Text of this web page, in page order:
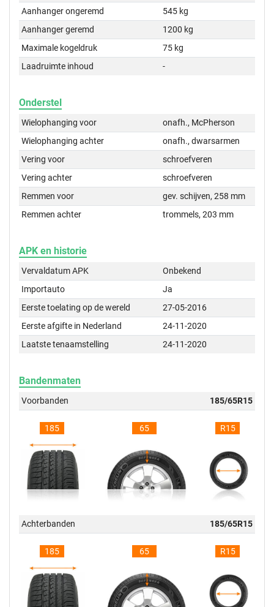
Aanhanger ongeremd
545 kg
Aanhanger geremd
1200 kg
Maximale kogeldruk
75 kg
Laadruimte inhoud
-
Onderstel
Wielophanging voor
onafh., McPherson
Wielophanging achter
onafh., dwarsarmen
Vering voor
schroefveren
Vering achter
schroefveren
Remmen voor
gev. schijven, 258 mm
Remmen achter
trommels, 203 mm
APK en historie
Vervaldatum APK
Onbekend
Importauto
Ja
Eerste toelating op de wereld
27-05-2016
Eerste afgifte in Nederland
24-11-2020
Laatste tenaamstelling
24-11-2020
Bandenmaten
Voorbanden 185/65R15
185 65 R15
Achterbanden 185/65R15
185 65 R15